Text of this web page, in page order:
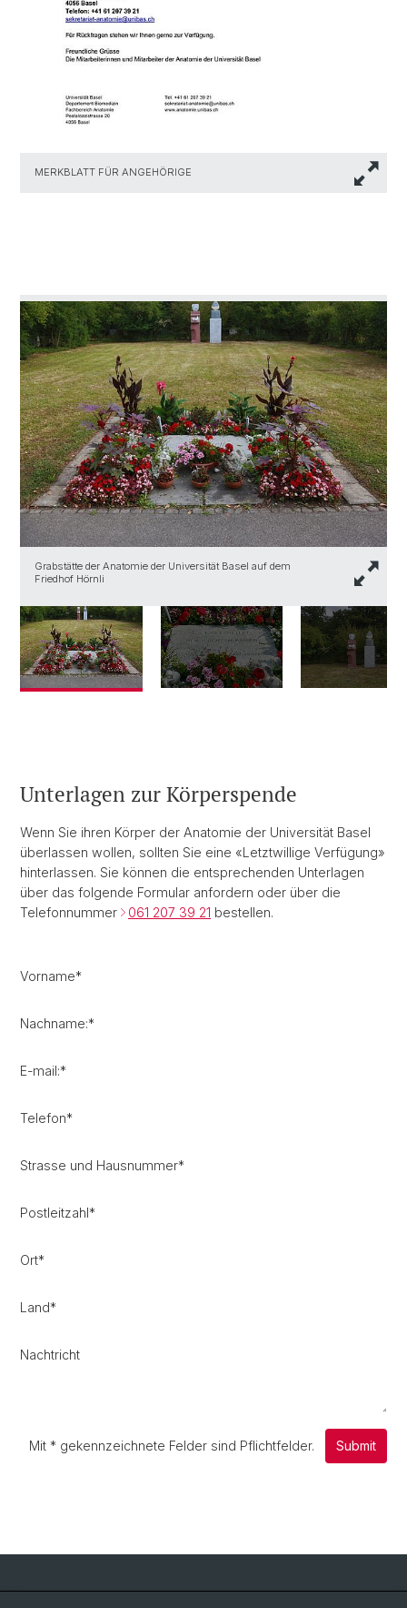
MERKBLATT FÜR ANGEHÖRIGE
Grabstätte der Anatomie der Universität Basel auf dem
Friedhof Hörnli
Unterlagen zur Körperspende
Wenn Sie ihren Körper der Anatomie der Universität Basel
überlassen wollen, sollten Sie eine «Letztwillige Verfügung»
hinterlassen. Sie können die entsprechenden Unterlagen
über das folgende Formular anfordern oder über die
Telefonnummer
061 207 39 21 bestellen.
Vorname*
Nachname:*
E-mail:*
Telefon*
Strasse und Hausnummer*
Postleitzahl*
Ort*
Land*
Nachtricht
Mit * gekennzeichnete Felder sind Pflichtfelder. Submit